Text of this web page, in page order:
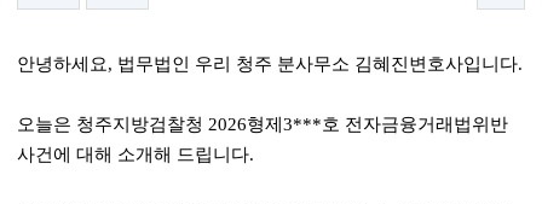
안녕하세요, 법무법인 우리 청주 분사무소 김혜진변호사입니다.
오늘은 청주지방검찰청2026형제3***호 전자금융거래법위반
사건에 대해 소개해 드립니다.